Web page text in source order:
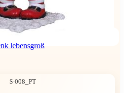
lebensgroß
S-008_PT